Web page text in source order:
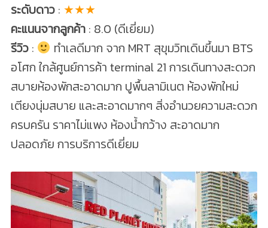
ระดับดาว: ★★★
คะแนนจากลูกค้า: 8.0 (ดีเยี่ยม)
รีวิว:
ทำเลดีมาก จาก MRT สุขุมวิทเดินขึ้นมา BTS
อโศก ใกล้ศูนย์การค้า terminal 21 การเดินทางสะดวก
สบายห้องพักสะอาดมาก ปูพื้นลามิเนต ห้องพักใหม่
เตียงนุ่มสบาย และสะอาดมากๆ สิ่งอำนวยความสะดวก
ครบครัน ราคาไม่แพง ห้องน้ำกว้าง สะอาดมาก
ปลอดภัย การบริการดีเยี่ยม